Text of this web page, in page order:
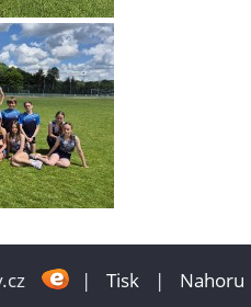
| Tisk | Nahoru